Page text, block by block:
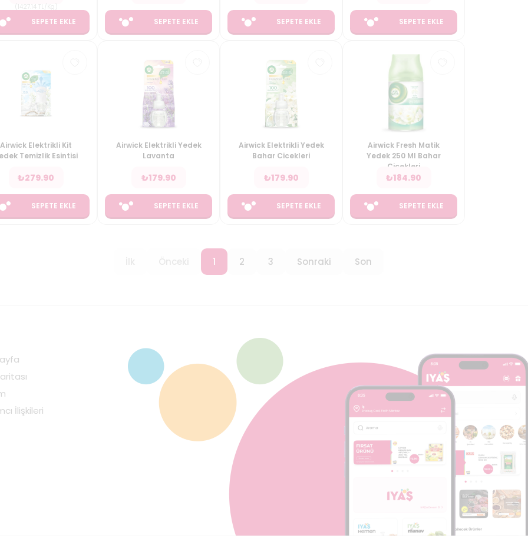
SEPETE EKLE SEPETE EKLE SEPETE EKLE SEPETE EKLE
Airwick Elektrikli Kit
Temizlik Esintisi
₺279.90
SEPETE EKLE
Airwick Elektrikli Yedek
Lavanta
₺179.90
SEPETE EKLE
Airwick Elektrikli Yedek
Bahar Cicekleri
₺179.90
SEPETE EKLE
Airwick Fresh Matik
Yedek 250 Ml Bahar
Cicekleri
₺184.90
SEPETE EKLE
1 2 3 Sonraki Son
İlişkileri